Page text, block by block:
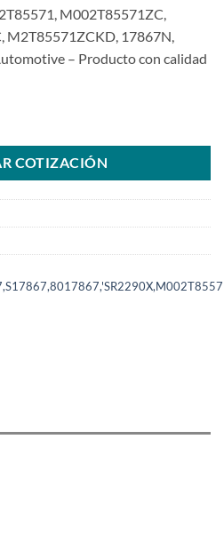
M002T85571ZC,
M2T85571ZCKD, 17867N,
– Producto con calidad
COTIZACIÓN